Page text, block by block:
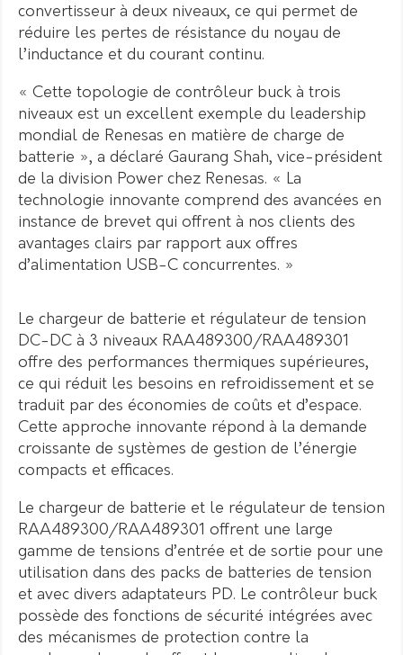
convertisseur à deux niveaux, ce qui permet de
réduire les pertes de résistance du noyau de
l’inductance et du courant continu.
« Cette topologie de contrôleur buck à trois
niveaux est un excellent exemple du leadership
mondial de Renesas en matière de charge de
batterie », a déclaré Gaurang Shah, vice-président
de la division Power chez Renesas. « La
technologie innovante comprend des avancées en
instance de brevet qui offrent à nos clients des
avantages clairs par rapport aux offres
d’alimentation USB-C concurrentes. »
Le chargeur de batterie et régulateur de tension
DC-DC à 3 niveaux RAA489300/RAA489301
offre des performances thermiques supérieures,
ce qui réduit les besoins en refroidissement et se
traduit par des économies de coûts et d’espace.
Cette approche innovante répond à la demande
croissante de systèmes de gestion de l’énergie
compacts et efficaces.
Le chargeur de batterie et le régulateur de tension
RAA489300/RAA489301 offrent une large
gamme de tensions d’entrée et de sortie pour une
utilisation dans des packs de batteries de tension
et avec divers adaptateurs PD. Le contrôleur buck
possède des fonctions de sécurité intégrées avec
des mécanismes de protection contre la